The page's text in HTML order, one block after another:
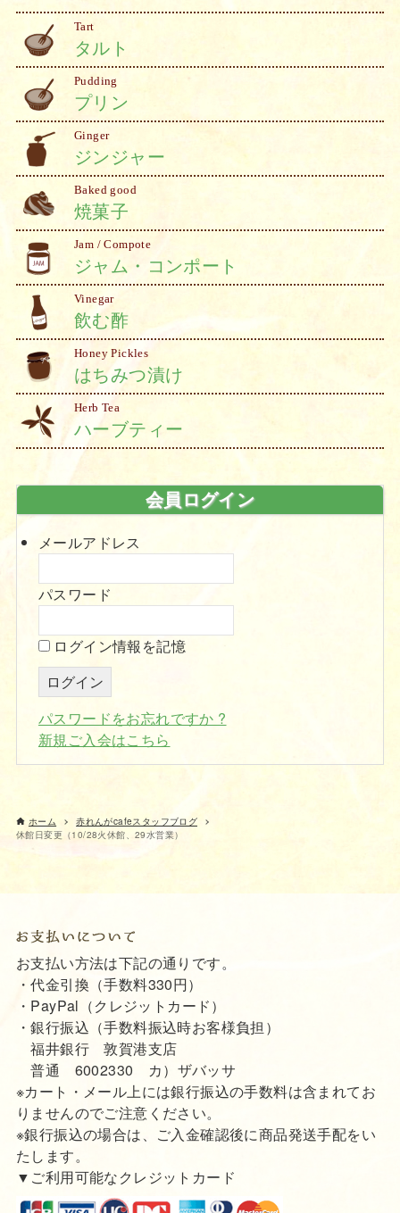
Tart
タルト
Pudding
プリン
Ginger
ジンジャー
Baked good
焼菓子
Jam / Compote
ジャム・コンポート
Vinegar
飲む酢
Honey Pickles
はちみつ漬け
Herb Tea
ハーブティー
会員ログイン
メールアドレス
パスワード
ログイン情報を記憶
パスワードをお忘れですか ?
新規ご入会はこちら
ホーム
赤れんがcafeスタッフブログ
休館日変更（10/28火休館、29水営業）
お支払い方法は下記の通りです。
・代金引換（手数料330円）
・PayPal（クレジットカード）
・銀行振込（手数料振込時お客様負担）
福井銀行 敦賀港支店
普通 6002330 カ）ザバッサ
※カート・メール上には銀行振込の手数料は含まれてお
りませんのでご注意ください。
※銀行振込の場合は、ご入金確認後に商品発送手配をい
たします。
▼ご利用可能なクレジットカード